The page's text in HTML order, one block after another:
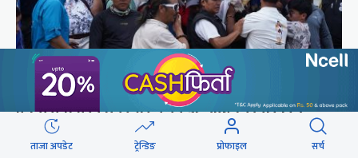
पर्वतारोही पुरबहादुर गुरुङको अन्त्येष्टि (तस्वीरहरू)
ताजा अपडेट ट्रेन्डिङ प्रोफाइल सर्च